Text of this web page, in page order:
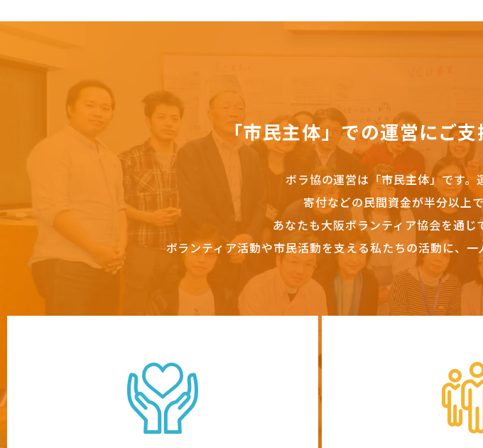
「市民主体」での運営にご
ボラ協の運営は「市民主体」です。
寄付などの民間資金が半分以上
あなたも大阪ボランティア協会を通
ボランティア活動や市民活動を支える私たちの活動に、